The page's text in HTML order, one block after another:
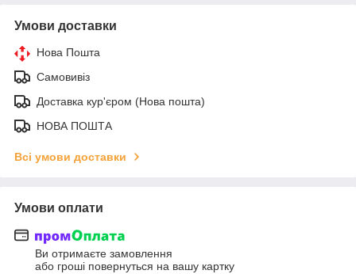
Умови доставки
Нова Пошта
Самовивіз
Доставка кур'єром (Нова пошта)
НОВА ПОШТА
Всі умови доставки
Умови оплати
Ви отримаєте замовлення
або гроші повернуться на вашу картку